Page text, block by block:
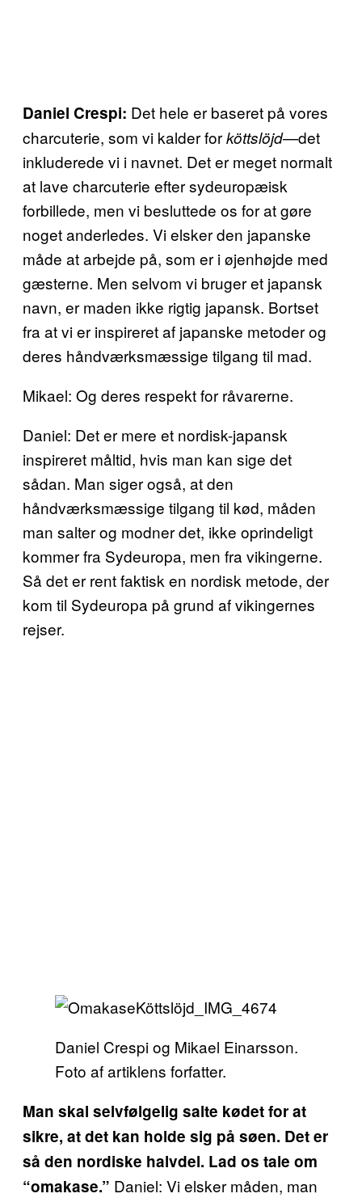
Daniel Crespi: Det hele er baseret på vores
charcuterie, som vi kalder forköttslöjd—det
inkluderede vi i navnet. Det er meget normalt
at lave charcuterie efter sydeuropæisk
forbillede, men vi besluttede os for at gøre
noget anderledes. Vi elsker den japanske
måde at arbejde på, som er i øjenhøjde med
gæsterne. Men selvom vi bruger et japansk
navn, er maden ikke rigtig japansk. Bortset
fra at vi er inspireret af japanske metoder og
deres håndværksmæssige tilgang til mad.
Mikael: Og deres respekt for råvarerne.
Daniel: Det er mere et nordisk-japansk
inspireret måltid, hvis man kan sige det
sådan. Man siger også, at den
håndværksmæssige tilgang til kød, måden
man salter og modner det, ikke oprindeligt
kommer fra Sydeuropa, men fra vikingerne.
Så det er rent faktisk en nordisk metode, der
kom til Sydeuropa på grund af vikingernes
rejser.
Daniel Crespi og Mikael Einarsson.
Foto af artiklens forfatter.
Man skal selvfølgelig salte kødet for at
sikre, at det kan holde sig på søen. Det er
så den nordiske halvdel. Lad os tale om
“omakase.” Daniel: Vi elsker måden, man